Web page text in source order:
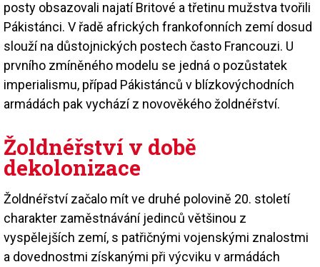
posty obsazovali najatí Britové a třetinu mužstva tvořili
Pákistánci. V řadě afrických frankofonních zemí dosud
slouží na důstojnických postech často Francouzi. U
prvního zmíněného modelu se jedná o pozůstatek
imperialismu, případ Pákistánců v blízkovýchodních
armádách pak vychází z novověkého žoldnéřství.
Žoldnéřství v době
dekolonizace
Žoldnéřství začalo mít ve druhé polovině 20. století
charakter zaměstnávání jedinců většinou z
vyspělejších zemí, s patřičnými vojenskými znalostmi
a dovednostmi získanými při výcviku v armádách